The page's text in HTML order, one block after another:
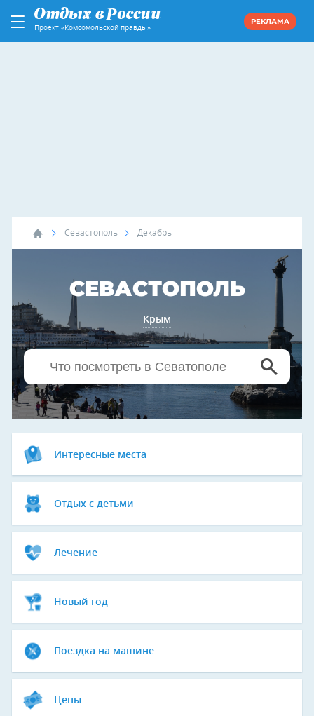
Проект «Комсомольской правды»
РЕКЛАМА
Севастополь Декабрь
СЕВАСТОПОЛЬ
Крым
Интересные места
Отдых с детьми
Лечение
Новый год
Поездка на машине
Цены